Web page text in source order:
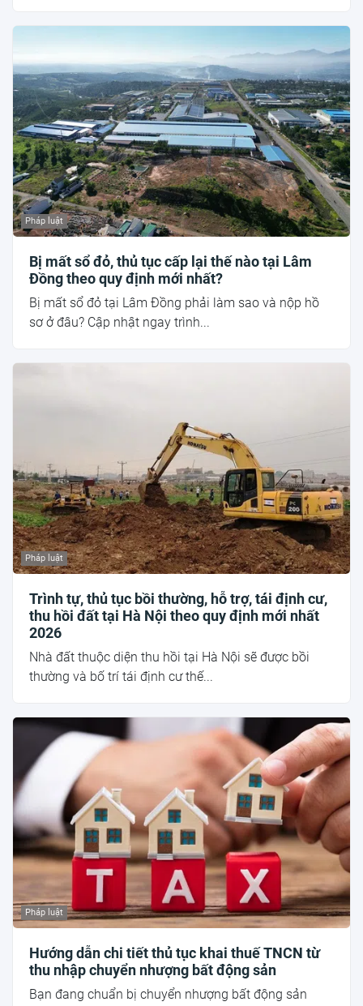
Pháp luật
Bị mất sổ đỏ, thủ tục cấp lại thế nào tại Lâm
Đồng theo quy định mới nhất?
Bị mất sổ đỏ tại Lâm Đồng phải làm sao và nộp hồ
sơ ở đâu? Cập nhật ngay trình...
Pháp luật
Trình tự, thủ tục bồi thường, hỗ trợ, tái định cư,
thu hồi đất tại Hà Nội theo quy định mới nhất
2026
Nhà đất thuộc diện thu hồi tại Hà Nội sẽ được bồi
thường và bố trí tái định cư thế...
Pháp luật
Hướng dẫn chi tiết thủ tục khai thuế TNCN từ
thu nhập chuyển nhượng bất động sản
Bạn đang chuẩn bị chuyển nhượng bất động sản